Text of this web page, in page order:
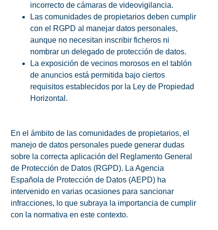
incorrecto de cámaras de videovigilancia.
Las comunidades de propietarios deben cumplir
con el RGPD al manejar datos personales,
aunque no necesitan inscribir ficheros ni
nombrar un delegado de protección de datos.
La exposición de vecinos morosos en el tablón
de anuncios está permitida bajo ciertos
requisitos establecidos por la Ley de Propiedad
Horizontal.
En el ámbito de las comunidades de propietarios, el
manejo de datos personales puede generar dudas
sobre la correcta aplicación del Reglamento General
de Protección de Datos (RGPD). La Agencia
Española de Protección de Datos (AEPD) ha
intervenido en varias ocasiones para sancionar
infracciones, lo que subraya la importancia de cumplir
con la normativa en este contexto.